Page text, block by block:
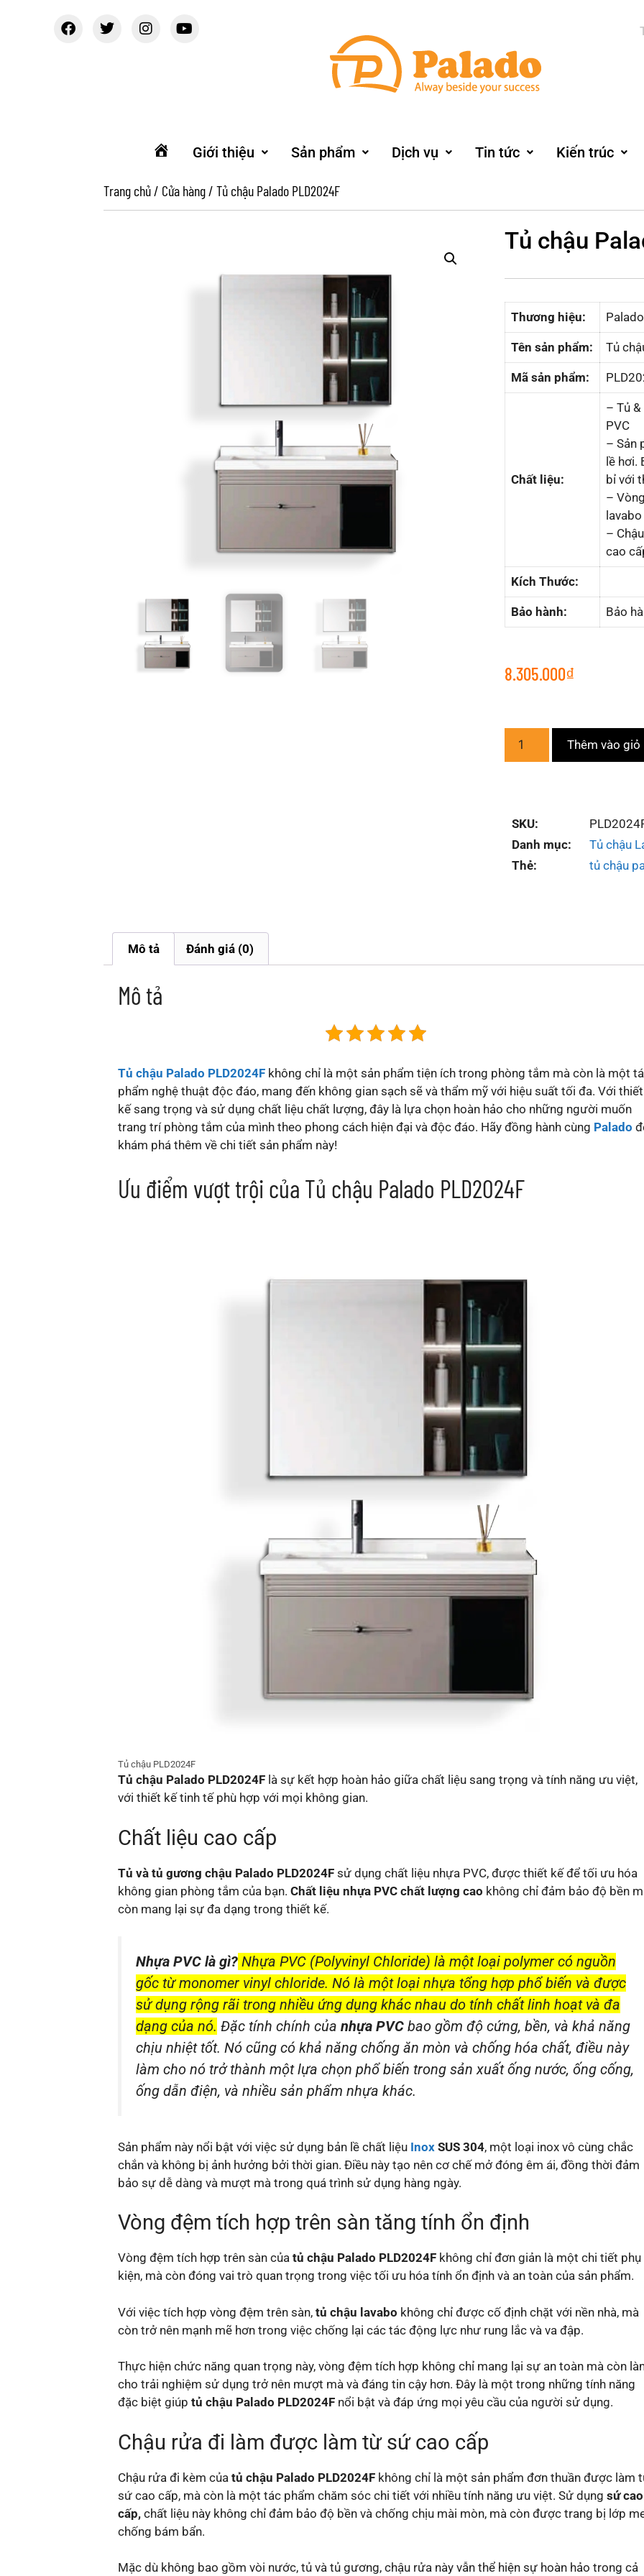
Trang
Giới thiệu Sản phẩm Dịch vụ Tin tức Kiến trúc
Trang chủ/ Cửa hàng/Tủ chậu Palado PLD2024F
Tủ chậu
Thương hiệu: Palado
Tên sản phẩm: Tủ
Mã sản phẩm:
Chất liệu:
– Tủ
PVC
– Sản
lề hơi.
bỉ với
–
–
cao
Kích Thước:
Bảo hành: Bảo
8.305.000₫
Thêm vào giỏ
SKU:
Danh mục:
Tủ chậu
Thẻ:
tủ chậu
Mô tả Đánh giá (0)
Mô tả
Tủ chậu Palado PLD2024F không chỉ là một sản phẩm tiện ích trong phòng tắm mà còn là một
phẩm nghệ thuật độc đáo, mang đến không gian sạch sẽ và thẩm mỹ với hiệu suất tối đa. Với thiết
kế sang trọng và sử dụng chất liệu chất lượng, đây là lựa chọn hoàn hảo cho những người muốn
trang trí phòng tắm của mình theo phong cách hiện đại và độc đáo. Hãy đồng hành cùng Palado
khám phá thêm về chi tiết sản phẩm này!
Ưu điểm vượt trội của Tủ chậu Palado PLD2024F
Tủ chậu PLD2024F
Tủ chậu Palado PLD2024F là sự kết hợp hoàn hảo giữa chất liệu sang trọng và tính năng ưu việt,
với thiết kế tinh tế phù hợp với mọi không gian.
Chất liệu cao cấp
Tủ và tủ gương chậu Palado PLD2024F sử dụng chất liệu nhựa PVC, được thiết kế để tối ưu hóa
không gian phòng tắm của bạn.Chất liệu nhựa PVC chất lượng cao không chỉ đảm bảo độ bền
còn mang lại sự đa dạng trong thiết kế.
Nhựa PVC là gì? Nhựa PVC (Polyvinyl Chloride) là một loại polymer có nguồn
gốc từ monomer vinyl chloride. Nó là một loại nhựa tổng hợp phổ biến và được
sử dụng rộng rãi trong nhiều ứng dụng khác nhau do tính chất linh hoạt và đa
dạng của nó. Đặc tính chính củanhựa PVC bao gồm độ cứng, bền, và khả năng
chịu nhiệt tốt. Nó cũng có khả năng chống ăn mòn và chống hóa chất, điều này
làm cho nó trở thành một lựa chọn phổ biến trong sản xuất ống nước, ống cống,
ống dẫn điện, và nhiều sản phẩm nhựa khác.
Sản phẩm này nổi bật với việc sử dụng bản lề chất liệu Inox SUS 304, một loại inox vô cùng chắc
chắn và không bị ảnh hưởng bởi thời gian. Điều này tạo nên cơ chế mở đóng êm ái, đồng thời đảm
bảo sự dễ dàng và mượt mà trong quá trình sử dụng hàng ngày.
Vòng đệm tích hợp trên sàn tăng tính ổn định
Vòng đệm tích hợp trên sàn của tủ chậu Palado PLD2024F không chỉ đơn giản là một chi tiết phụ
kiện, mà còn đóng vai trò quan trọng trong việc tối ưu hóa tính ổn định và an toàn của sản phẩm.
Với việc tích hợp vòng đệm trên sàn,tủ chậu lavabo không chỉ được cố định chặt với nền nhà, mà
còn trở nên mạnh mẽ hơn trong việc chống lại các tác động lực như rung lắc và va đập.
Thực hiện chức năng quan trọng này, vòng đệm tích hợp không chỉ mang lại sự an toàn mà còn
cho trải nghiệm sử dụng trở nên mượt mà và đáng tin cậy hơn. Đây là một trong những tính năng
đặc biệt giúp tủ chậu Palado PLD2024F nổi bật và đáp ứng mọi yêu cầu của người sử dụng.
Chậu rửa đi làm được làm từ sứ cao cấp
Chậu rửa đi kèm củatủ chậu Palado PLD2024F không chỉ là một sản phẩm đơn thuần được làm
sứ cao cấp, mà còn là một tác phẩm chăm sóc chi tiết với nhiều tính năng ưu việt. Sử dụngsứ cao
cấp, chất liệu này không chỉ đảm bảo độ bền và chống chịu mài mòn, mà còn được trang bị lớp
chống bám bẩn.
Mặc dù không bao gồm vòi nước, tủ và tủ gương, chậu rửa này vẫn thể hiện sự hoàn hảo trong cả